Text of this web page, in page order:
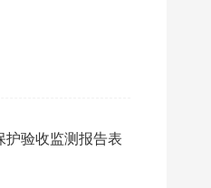
护验收监测报告表